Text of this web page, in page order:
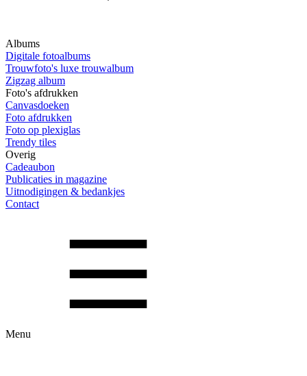
Albums
Digitale fotoalbums
Trouwfoto's luxe trouwalbum
Zigzag album
Foto's afdrukken
Canvasdoeken
Foto afdrukken
Foto op plexiglas
Trendy tiles
Overig
Cadeaubon
Publicaties in magazine
Uitnodigingen & bedankjes
Contact
Menu